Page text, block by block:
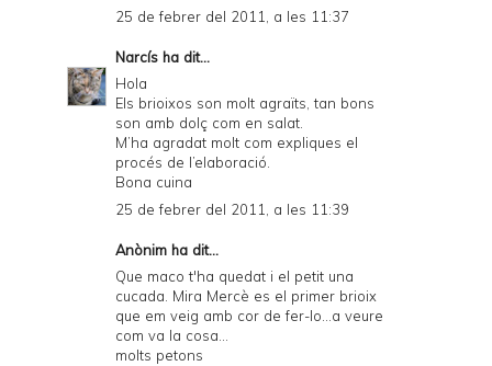
25 de febrer del 2011, a les 11:37
Narcís ha dit...
Hola
Els brioixos son molt agraïts, tan bons
son amb dolç com en salat.
M’ha agradat molt com expliques el
procés de l’elaboració.
Bona cuina
25 de febrer del 2011, a les 11:39
Anònim ha dit...
Que maco t'ha quedat i el petit una
cucada. Mira Mercè es el primer brioix
que em veig amb cor de fer-lo...a veure
com va la cosa...
molts petons